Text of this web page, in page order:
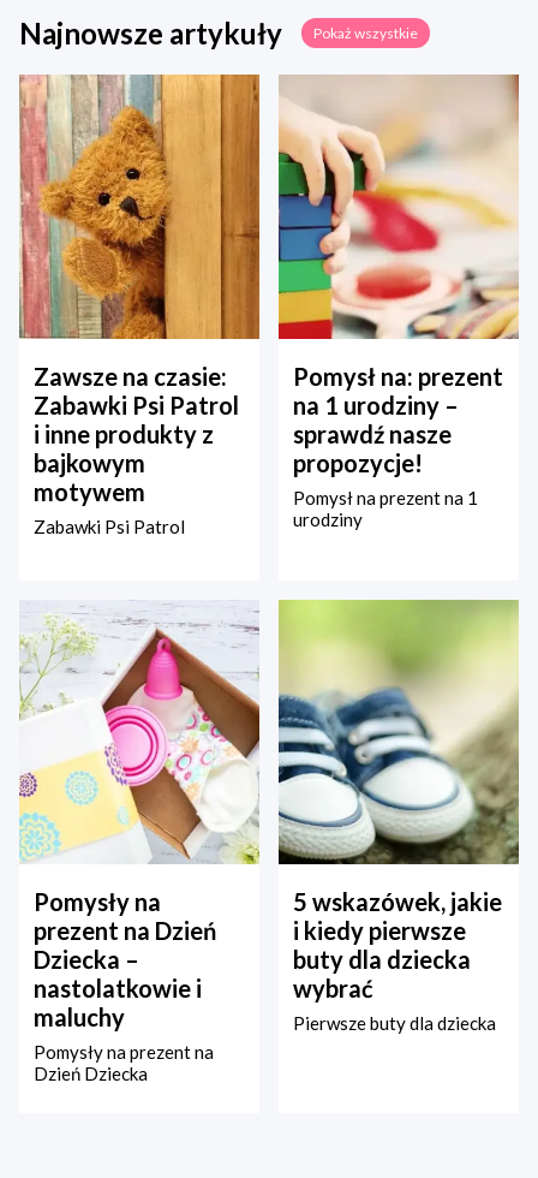
Najnowsze artykuły Pokaż wszystkie
Zawsze na czasie:
Zabawki Psi Patrol
i inne produkty z
bajkowym
motywem
Zabawki Psi Patrol
Pomysł na: prezent
na 1 urodziny –
sprawdź nasze
propozycje!
Pomysł na prezent na 1
urodziny
Pomysły na
prezent na Dzień
Dziecka –
nastolatkowie i
maluchy
Pomysły na prezent na
Dzień Dziecka
5 wskazówek, jakie
i kiedy pierwsze
buty dla dziecka
wybrać
Pierwsze buty dla dziecka